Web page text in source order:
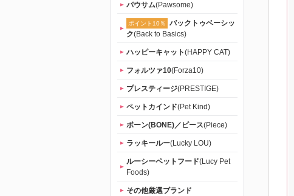
パウサム(Pawsome)
ポイント10％
バックトゥベーシッ
ク(Back to Basics)
ハッピーキャット(HAPPY CAT)
フォルツァ10(Forza10)
プレスティージ(PRESTIGE)
ペットカインド(Pet Kind)
ボーン(BONE)／ピース(Piece)
ラッキールー(Lucky LOU)
ルーシーペットフード(Lucy Pet
Foods)
その他厳選ブランド